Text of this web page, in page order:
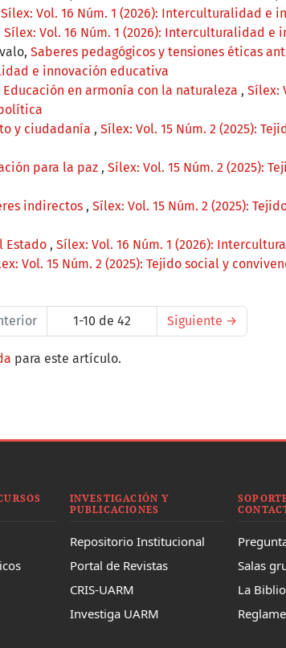
Sílex: Vol. 16 Núm. 1 (2026): Interculturalidad e
Sílex: Vol. 16 Núm. 1 (2026): Interculturalidad e
Saberes pedagógicos y tensiones éticas
e innovación educativa
en armonía con la naturaleza , Sílex:
y ciudadanía , Sílex: Vol. 15 Núm. 2 (2025):
para la paz , Sílex: Vol. 15 Núm. 2 (2025):
indirectos , Sílex: Vol. 15 Núm. 2 (2025):
Estado , Sílex: Vol. 16 Núm. 1 (2026):
Vol. 15 Núm. 2 (2025): Tejido social y
1-10 de 42 Siguiente →
para este artículo.
INVESTIGACIÓN Y
PUBLICACIONES
Repositorio Institucional
Portal de Revistas
CRIS-UARM
Investiga UARM
Salas
La